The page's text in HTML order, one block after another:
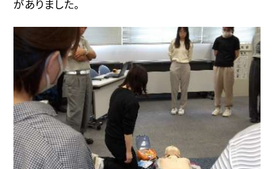
がありました。